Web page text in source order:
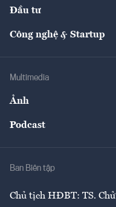
Quản trị số
Tư vấn
The Guide
Đầu tư
Công nghệ & Startup
Multimedia
Ảnh
Podcast
Ban Biên tập
Chủ tịch HĐBT: TS.